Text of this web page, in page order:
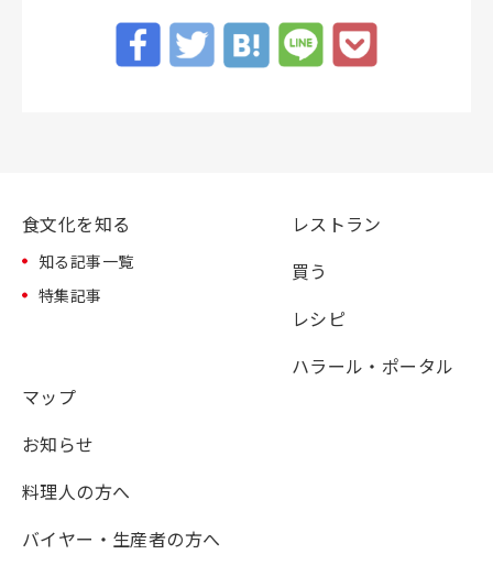
食文化を知る
知る記事一覧
特集記事
レストラン
買う
レシピ
ハラール・ポータル
マップ
お知らせ
料理人の方へ
バイヤー・生産者の方へ